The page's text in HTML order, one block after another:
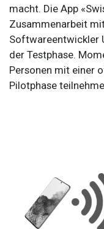
macht. Die App
Zusammenarbeit
Softwareentwickler
der Testphase.
Personen mit einer
Pilotphase